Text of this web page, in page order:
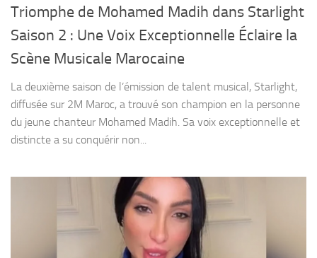
Triomphe de Mohamed Madih dans Starlight
Saison 2 : Une Voix Exceptionnelle Éclaire la
Scène Musicale Marocaine
La deuxième saison de l’émission de talent musical, Starlight,
diffusée sur 2M Maroc, a trouvé son champion en la personne
du jeune chanteur Mohamed Madih. Sa voix exceptionnelle et
distincte a su conquérir non...